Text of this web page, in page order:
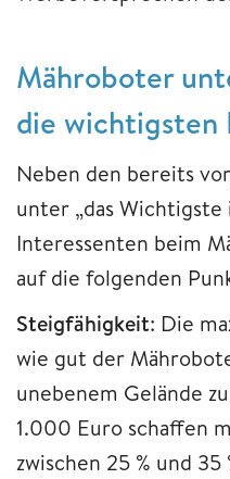
Mähroboter
die
Neben den bereits
unter „das Wichtigste
Interessenten beim
auf die folgenden
Steigfähigkeit: Die
wie gut der
unebenem Gelände
1.000 Euro schaffen
zwischen 25 % und